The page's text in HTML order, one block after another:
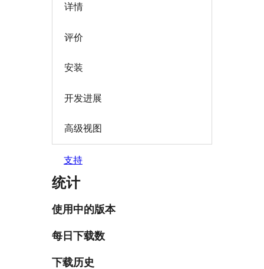
详情
评价
安装
开发进展
高级视图
支持
统计
使用中的版本
每日下载数
下载历史